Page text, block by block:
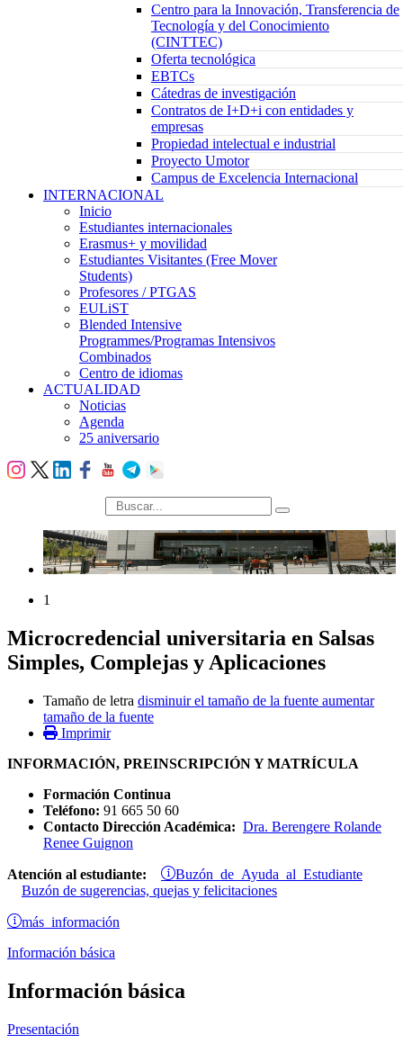
Centro para la Innovación, Transferencia de
Tecnología y del Conocimiento
(CINTTEC)
Oferta tecnológica
EBTCs
Cátedras de investigación
Contratos de I+D+i con entidades y
empresas
Propiedad intelectual e industrial
Proyecto Umotor
Campus de Excelencia Internacional
INTERNACIONAL
Inicio
Estudiantes internacionales
Erasmus+ y movilidad
Estudiantes Visitantes (Free Mover
Students)
Profesores / PTGAS
EULiST
Blended Intensive
Programmes/Programas Intensivos
Combinados
Centro de idiomas
ACTUALIDAD
Noticias
Agenda
25 aniversario
búsqueda
1
Microcredencial universitaria en Salsas
Simples, Complejas y Aplicaciones
Tamaño de letra disminuir el tamaño de la fuente aumentar
tamaño de la fuente
Imprimir
INFORMACIÓN, PREINSCRIPCIÓN Y MATRÍCULA
Formación Continua
Teléfono: 91 665 50 60
Contacto Dirección Académica: Dra. Berengere Rolande
Renee Guignon
Atención al estudiante: Buzón de Ayuda al Estudiante
Buzón de sugerencias, quejas y felicitaciones
más información
Información básica
Información básica
Presentación